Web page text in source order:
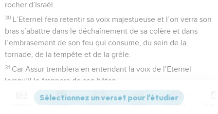
rocher d’Israël.
30 L’Eternel fera retentir sa voix majestueuse et l’on verra son
bras s’abattre dans le déchaînement de sa colère et dans
l’embrasement de son feu qui consume, du sein de la
tornade, de la tempête et de la grêle.
31 Car Assur tremblera en entendant la voix de l’Eternel
lorsqu’il le frappera de son bâton.
Et à chaque coup de bâton que l’Eternel lui administrera
afin de le châtier, on fera retentir les tambourins, les lyres. Et
Versions Commentaires Strong